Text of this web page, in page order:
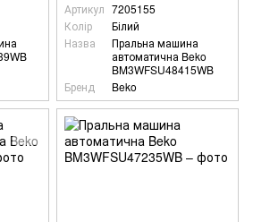
Артикул 7205155
Колір
Білий
Назва
Пральна машина
автоматична Beko
BM3WFSU48415WB
Бренд
Beko